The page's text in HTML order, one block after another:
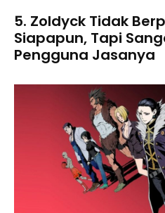
5. Zoldyck Tidak
Siapapun, Tapi
Pengguna Jasanya